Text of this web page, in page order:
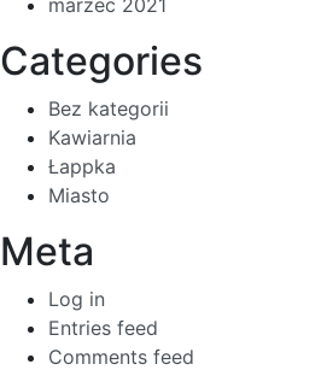
marzec 2021
Categories
Bez kategorii
Kawiarnia
Łappka
Miasto
Meta
Log in
Entries feed
Comments feed